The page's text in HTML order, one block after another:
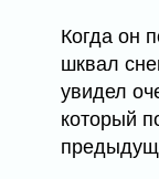
Когда он
шквал
увидел
который